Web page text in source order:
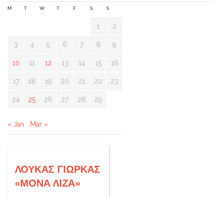
M T W T F S S
1 2
3 4 5 6 7 8 9
10 11 12 13 14 15 16
17 18 19 20 21 22 23
24 25 26 27 28 29
« Jan Mar »
ΛΟΥΚΑΣ ΓΙΩΡΚΑΣ
«ΜΟΝΑ ΛΙΖΑ»